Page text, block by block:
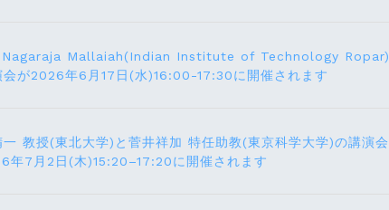
Mallaiah(Indian Institute of Technology Ropar)
会が2026年6月17⽇(水)16:00-17:30に開催されます
一 教授(東北大学)と菅井祥加 特任助教(東京科学大学)の講演会
年7月2日(木)15:20–17:20に開催されます